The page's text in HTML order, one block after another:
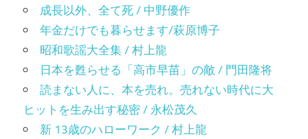
成長以外、全て死 / 中野優作
年金だけでも暮らせます/萩原博子
昭和歌謡大全集 / 村上龍
日本を甦らせる「高市早苗」の敵 / 門田隆将
読まない人に、本を売れ。売れない時代に大
ヒットを生み出す秘密 / 永松茂久
新 13歳のハローワーク / 村上龍